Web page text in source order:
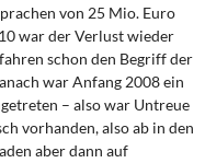
von 25 Mio. Euro
war der Verlust wieder
schon den Begriff der
war Anfang 2008 ein
– also war Untreue
vorhanden, also ab in den
aber dann auf